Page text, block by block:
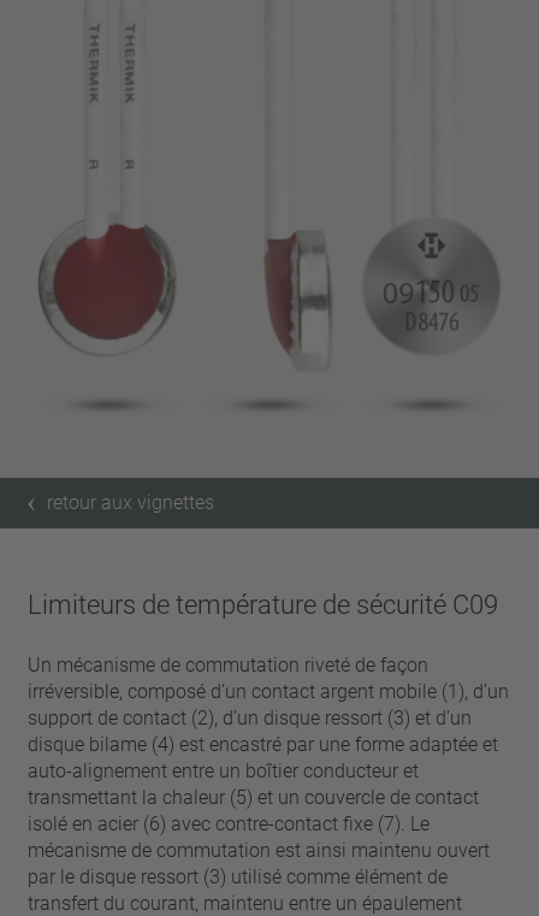
fermer les filtres
retour aux vignettes
Limiteurs de température de sécurité C09
Un mécanisme de commutation riveté de façon
irréversible, composé d’un contact argent mobile (1), d’un
support de contact (2), d’un disque ressort (3) et d’un
disque bilame (4) est encastré par une forme adaptée et
auto-alignement entre un boîtier conducteur et
transmettant la chaleur (5) et un couvercle de contact
isolé en acier (6) avec contre-contact fixe (7). Le
mécanisme de commutation est ainsi maintenu ouvert
par le disque ressort (3) utilisé comme élément de
transfert du courant, maintenu entre un épaulement